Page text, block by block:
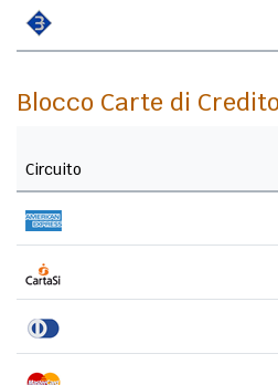
Blocco Carte di Credito
Circuito